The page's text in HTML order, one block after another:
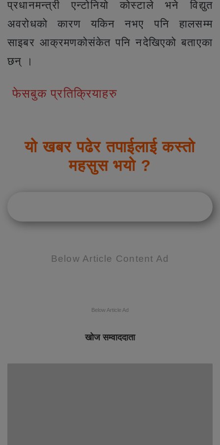
प्रधानमन्त्री एन्टोनियो कोस्टाले भने विद्युत
अवरोधको कारण यकिन नभए पनि हालसम्म
साइबर आक्रमणकोसंकेत पनि नदेखिएको बताएका
छन् ।
फेसबुक प्रतिक्रियाहरु
यो खबर पढेर तपाईलाई कस्तो
महसुस भयो ?
Below Article Content Ad
Below Article Ad
खोज सम्वाददाता